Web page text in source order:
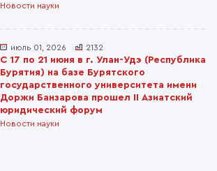
Новости науки
июль 01, 2026 2132
С 17 по 21 июня в г. Улан-Удэ (Республика
Бурятия) на базе Бурятского
государственного университета имени
Доржи Банзарова прошел II Азиатский
юридический форум
Новости науки